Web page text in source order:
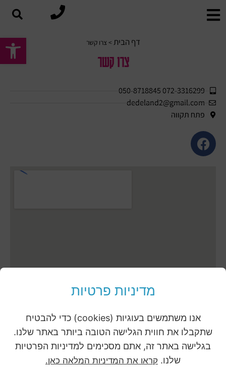
פתח
מדיניות פרטיות
אנו משתמשים בעוגיות (cookies) כדי להבטיח
שתקבלו את חווית הגלישה הטובה ביותר באתר שלנו.
בגלישה באתר זה, אתם מסכימים למדיניות הפרטיות
שלנו. קראו את המדיניות המלאה כאן.
דף הבית > צרו קשר
צרו קשר
072-3316299 050-8718845
dedeland2@gmail.com
פתח תקווה
אני מאשר/ת את מדיניות הפרטיות